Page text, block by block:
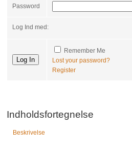
Password
Log Ind med:
Remember Me
Lost your password?
Register
Indholdsfortegnelse
Beskrivelse